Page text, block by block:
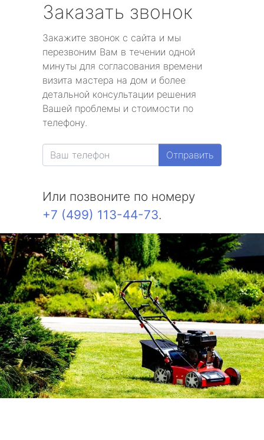
Заказать звонок
Закажите звонок с сайта и мы
перезвоним Вам в течении одной
минуты для согласования времени
визита мастера на дом и более
детальной консультации решения
Вашей проблемы и стоимости по
телефону.
Отправить
Или позвоните по номеру
+7 (499) 113-44-73.